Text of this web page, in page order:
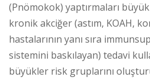
(Pnömokok) yaptırmaları
kronik akciğer (astım, KOAH,
hastalarının yanı sıra
sistemini baskılayan) tedavi
büyükler risk gruplarını